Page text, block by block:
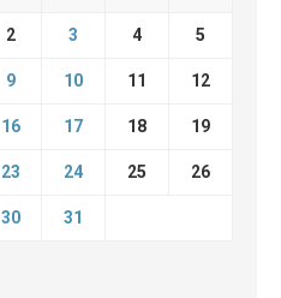
2 3 4 5
9 10 11 12
16 17 18 19
23 24 25 26
30 31